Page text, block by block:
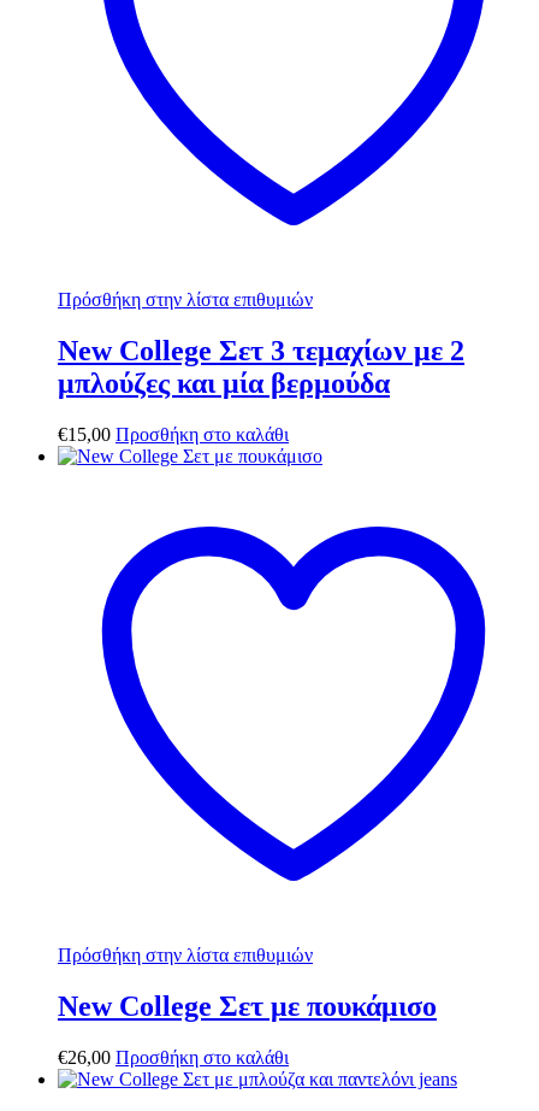
Πρόσθήκη στην λίστα επιθυμιών
New College Σετ 3 τεμαχίων με 2
μπλούζες και μία βερμούδα
€15,00 Προσθήκη στο καλάθι
Πρόσθήκη στην λίστα επιθυμιών
New College Σετ με πουκάμισο
€26,00 Προσθήκη στο καλάθι